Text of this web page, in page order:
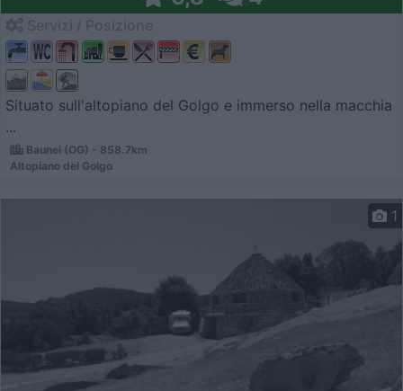
Situato sull'altopiano del Golgo e immerso nella macchia
...
Baunei (OG) - 858.7km
Altopiano del Golgo
1